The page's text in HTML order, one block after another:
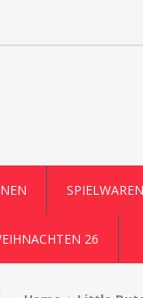
SPIELWAREN
26